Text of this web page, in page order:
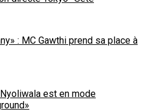
: MC Gawthi prend sa place à
Nyoliwala est en mode